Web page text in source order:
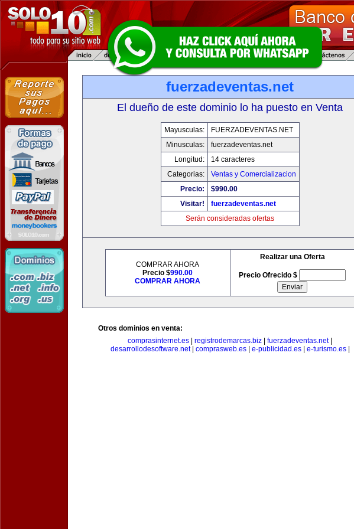
fuerzadeventas.net
El dueño de este dominio lo ha puesto en Venta
Mayusculas:
FUERZADEVENTAS.NET
Minusculas:
fuerzadeventas.net
Longitud:
14 caracteres
Categorias:
Ventas y Comercializacion
Precio:
$990.00
Visitar!
fuerzadeventas.net
Serán consideradas ofertas
COMPRAR AHORA
Precio $990.00
COMPRAR AHORA
Realizar una Oferta
Precio Ofrecido $
Otros dominios en venta:
comprasinternet.es
registrodemarcas.biz fuerzadeventas.net|
desarrollodesoftware.net| comprasweb.es| e-publicidad.es| e-turismo.es|